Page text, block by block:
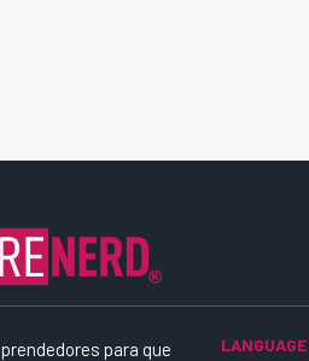
para que
LANGUAGE